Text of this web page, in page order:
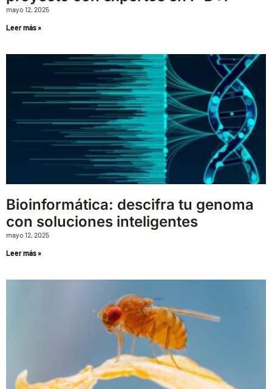
mayo 12, 2025
Leer más »
Bioinformática: descifra tu genoma
con soluciones inteligentes
mayo 12, 2025
Leer más »